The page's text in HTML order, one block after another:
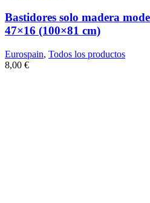
Bastidores solo madera
47×16 (100×81 cm)
Eurospain, Todos los productos
8,00 €